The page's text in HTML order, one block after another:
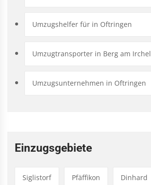
Umzugshelfer für in Oftringen
Umzugtransporter in Berg am Irchel
Umzugsunternehmen in Oftringen
Einzugsgebiete
Siglistorf Pfäffikon Dinhard